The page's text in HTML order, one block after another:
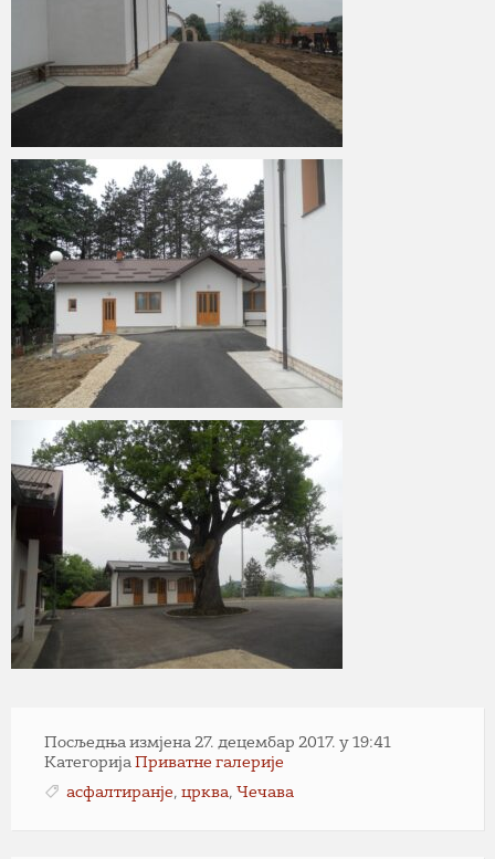
Посљедња измјена 27. децембар 2017. у 19:41
Категорија Приватне галерије
асфалтиранје, црква, Чечава